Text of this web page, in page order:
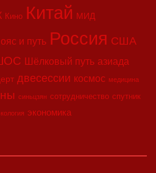
Кино Китай МИД
и путь Россия США
Шёлковый путь азиада
двесессии космос медицина
синьцзян сотрудничество спутник
экономика